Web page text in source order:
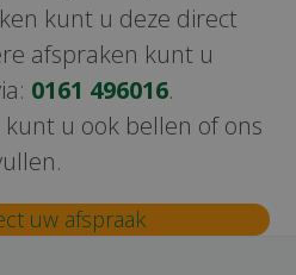
kunt u deze direct
afspraken kunt u
0161 496016.
u ook bellen of ons
uw afspraak